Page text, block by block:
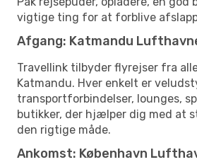
vigtige ting for at forblive
Afgang: Katmandu
Travellink tilbyder flyrejser fra
Katmandu. Hver enkelt er
transportforbindelser, lounges,
butikker, der hjælper dig med at
den rigtige måde.
Ankomst: København